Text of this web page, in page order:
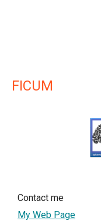
FICUM
Contact me
My Web Page